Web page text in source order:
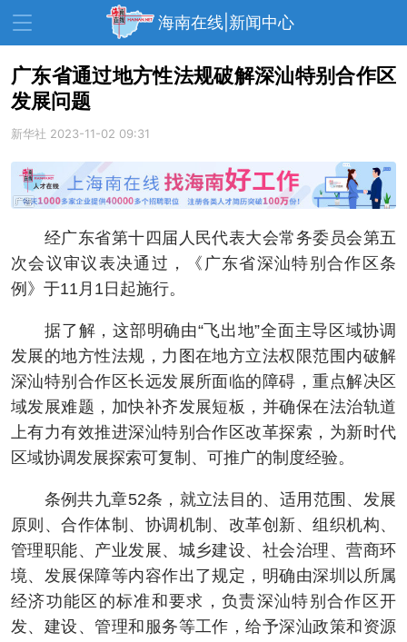
海南在线|新闻中心
资讯中心
教育 健康 房产
生活 演出 活动
展会 走读海南 周末去哪儿
人才在线 天涯企服
广东省通过地方性法规破解深汕特别合作区
发展问题
新华社 2023-11-02 09:31
经广东省第十四届人民代表大会常务委员会第五
次会议审议表决通过，《广东省深汕特别合作区条
例》于11月1日起施行。
据了解，这部明确由“飞出地”全面主导区域协调
发展的地方性法规，力图在地方立法权限范围内破解
深汕特别合作区长远发展所面临的障碍，重点解决区
域发展难题，加快补齐发展短板，并确保在法治轨道
上有力有效推进深汕特别合作区改革探索，为新时代
区域协调发展探索可复制、可推广的制度经验。
条例共九章52条，就立法目的、适用范围、发展
原则、合作体制、协调机制、改革创新、组织机构、
管理职能、产业发展、城乡建设、社会治理、营商环
境、发展保障等内容作出了规定，明确由深圳以所属
经济功能区的标准和要求，负责深汕特别合作区开
发、建设、管理和服务等工作，给予深汕政策和资源